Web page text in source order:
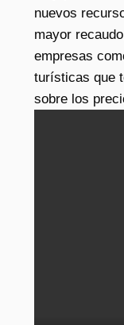
nuevos
mayor
empresas
turísticas que
sobre los